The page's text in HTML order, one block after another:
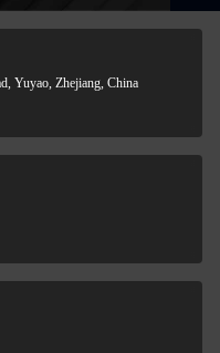
Yuyao, Zhejiang, China